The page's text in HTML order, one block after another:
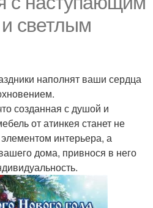
светлым
наполнят ваши сердца
созданная с душой и
от атинкея станет не
интерьера, а
дома, привнося в него